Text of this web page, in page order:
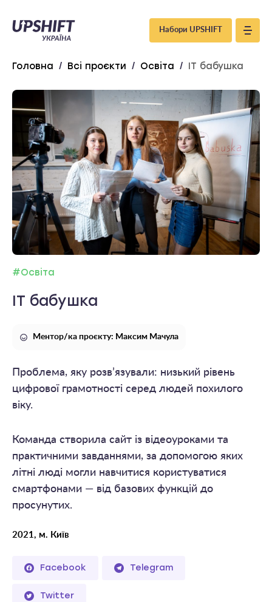
Upshift
–
Україна
Набори UPSHIFT
Головна / Всі проєкти / Освіта / IT бабушка
#Освіта
IT бабушка
Ментор/ка проєкту: Максим Мачула
Проблема, яку розв’язували: низький рівень
цифрової грамотності серед людей похилого
віку.
Команда створила сайт із відеоуроками та
практичними завданнями, за допомогою яких
літні люді могли навчитися користуватися
смартфонами — від базових функцій до
просунутих.
2021, м. Київ
Facebook Telegram
Twitter